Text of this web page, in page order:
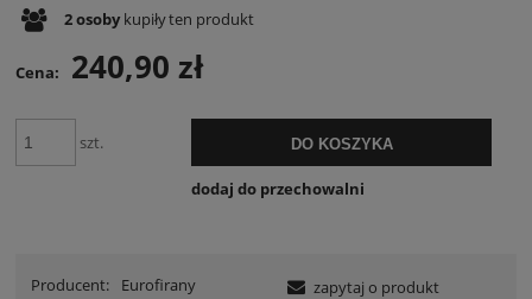
2osoby kupiłyten produkt
Cena: 240,90 zł
szt. DO KOSZYKA
dodaj do przechowalni
Producent:
Eurofirany
zapytaj o produkt